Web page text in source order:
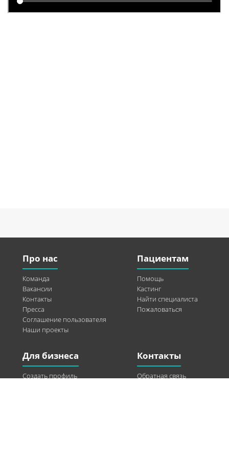
Про нас
Команда
Вакансии
Контакты
Пресса
Соглашение пользователя
Наши проекты
Пациентам
Помощь
Кастинг
Найти специалиста
Пожаловаться
Для бизнеса
Создать профиль
Контакты
Обратная связь